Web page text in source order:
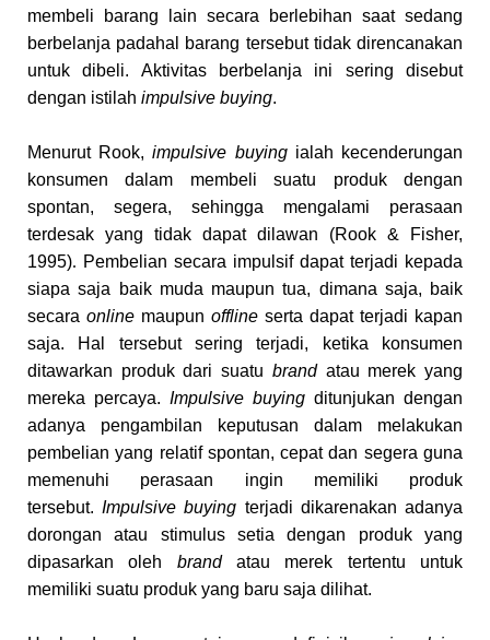
membeli barang lain secara berlebihan saat sedang
berbelanja padahal barang tersebut tidak direncanakan
untuk dibeli. Aktivitas berbelanja ini sering disebut
dengan istilah impulsive buying.
Menurut Rook,impulsive buyingialah kecenderungan
konsumen dalam membeli suatu produk dengan
spontan, segera, sehingga mengalami perasaan
terdesak yang tidak dapat dilawan (Rook & Fisher,
1995). Pembelian secara impulsif dapat terjadi kepada
siapa saja baik muda maupun tua, dimana saja, baik
secara online maupun offline serta dapat terjadi kapan
saja. Hal tersebut sering terjadi, ketika konsumen
ditawarkan produk dari suatu brand atau merek yang
mereka percaya. Impulsive buying ditunjukan dengan
adanya pengambilan keputusan dalam melakukan
pembelian yang relatif spontan, cepat dan segera guna
memenuhi perasaan ingin memiliki produk
tersebut. Impulsive buying terjadi dikarenakan adanya
dorongan atau stimulus setia dengan produk yang
dipasarkan oleh
brandatau merek tertentu untuk
memiliki suatu produk yang baru saja dilihat.